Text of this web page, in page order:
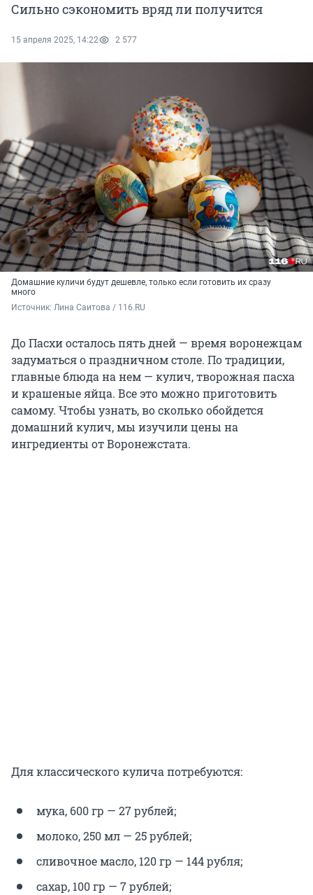
Сильно сэкономить вряд ли получится
15 апреля 2025, 14:22 2 577
Домашние куличи будут дешевле, только если готовить их сразу
много
Источник: Лина Саитова / 116.RU
До Пасхи осталось пять дней — время воронежцам
задуматься о праздничном столе. По традиции,
главные блюда на нем — кулич, творожная пасха
и крашеные яйца. Все это можно приготовить
самому. Чтобы узнать, во сколько обойдется
домашний кулич, мы изучили цены на
ингредиенты от Воронежстата.
Для классического кулича потребуются:
мука, 600 гр — 27 рублей;
молоко, 250 мл — 25 рублей;
сливочное масло, 120 гр — 144 рубля;
сахар, 100 гр — 7 рублей;